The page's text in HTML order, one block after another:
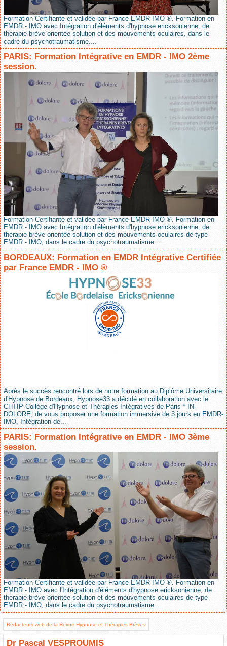
Formation Certifiante et validée par France EMDR IMO ®. Formation en
EMDR - IMO avec Intégration d'éléments d'hypnose ericksonienne, de
thérapie brève orientée solution et des mouvements oculaires, dans le
cadre du psychotraumatisme....
PARIS: Formation Intégrative en EMDR - IMO 2ème
session.
Formation Certifiante et validée par France EMDR IMO ®. Formation en
EMDR - IMO avec Intégration d'éléments d'hypnose ericksonienne, de
thérapie brève orientée solution et des mouvements oculaires de type
EMDR - IMO, dans le cadre du psychotraumatisme....
BORDEAUX: Formation en EMDR Intégrative Certifiée
par France EMDR - IMO ®
Après le succès rencontré lors de notre formation au Diplôme Universitaire
d'Hypnose de Bordeaux, Hypnose33 a décidé en collaboration avec le
CHTIP Collège d'Hypnose et Thérapies Intégratives de Paris * IN-
DOLORE, de vous proposer une formation immersive de 3 jours en EMDR-
IMO, Intégration de...
PARIS: Formation Intégrative en EMDR - IMO 3ème
session.
Formation Certifiante et validée par France EMDR IMO ®. Formation en
EMDR - IMO avec l'Intégration d'éléments d'hypnose ericksonienne, de
thérapie brève orientée solution et des mouvements oculaires de type
EMDR - IMO, dans le cadre du psychotraumatisme....
Rédacteurs web de la Revue Hypnose et Thérapies Brèves
Dr Pascal VESPROUMIS